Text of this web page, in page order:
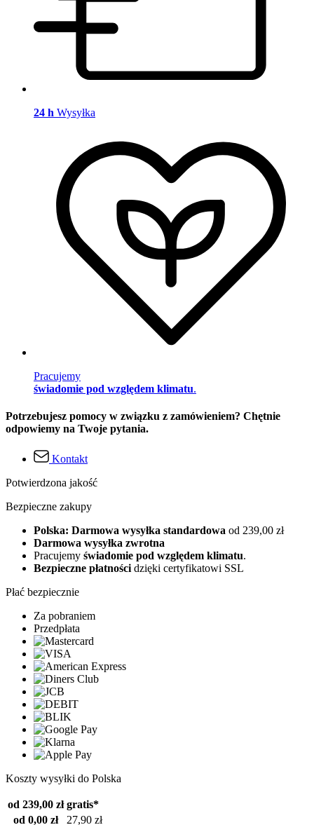
24 h Wysyłka
Pracujemy
świadomie pod względem klimatu.
Potrzebujesz pomocy w związku z zamówieniem? Chętnie
odpowiemy na Twoje pytania.
Kontakt
Potwierdzona jakość
Bezpieczne zakupy
Polska: Darmowa wysyłka standardowa od 239,00 zł
Darmowa wysyłka zwrotna
Pracujemy świadomie pod względem klimatu.
Bezpieczne płatności dzięki certyfikatowi SSL
Płać bezpiecznie
Za pobraniem
Przedpłata
Koszty wysyłki do Polska
od 239,00 zł gratis*
od 0,00 zł
27,90 zł